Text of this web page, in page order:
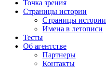
Точка зрения
Страницы истории
Страницы истории
Имена в летописи
Тесты
Об агентстве
Партнеры
Контакты